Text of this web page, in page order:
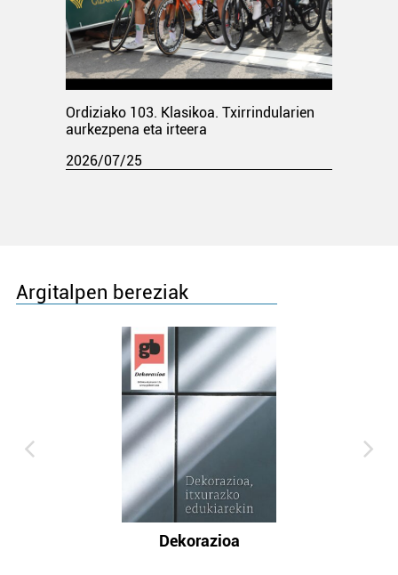
Ordiziako 103. Klasikoa. Txirrindularien
aurkezpena eta irteera
2026/07/25
Argitalpen bereziak
Dekorazioa